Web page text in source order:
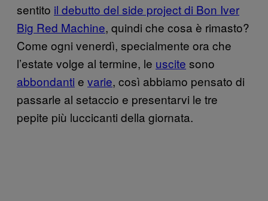
sentito il debutto del side project di Bon Iver
Big Red Machine, quindi che cosa è rimasto?
Come ogni venerdì, specialmente ora che
l’estate volge al termine, le uscite sono
abbondanti e varie, così abbiamo pensato di
passarle al setaccio e presentarvi le tre
pepite più luccicanti della giornata.